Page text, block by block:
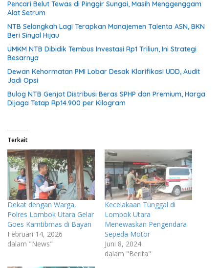
Pencari Belut Tewas di Pinggir Sungai, Masih Menggenggam
Alat Setrum
NTB Selangkah Lagi Terapkan Manajemen Talenta ASN, BKN
Beri Sinyal Hijau
UMKM NTB Dibidik Tembus Investasi Rp1 Triliun, Ini Strategi
Besarnya
Dewan Kehormatan PMI Lobar Desak Klarifikasi UDD, Audit
Jadi Opsi
Bulog NTB Genjot Distribusi Beras SPHP dan Premium, Harga
Dijaga Tetap Rp14.900 per Kilogram
Terkait
Dekat dengan Warga,
Polres Lombok Utara Gelar
Goes Kamtibmas di Bayan
Februari 14, 2026
dalam "News"
Kecelakaan Tunggal di
Lombok Utara
Menewaskan Pengendara
Sepeda Motor
Juni 8, 2024
dalam "Berita"